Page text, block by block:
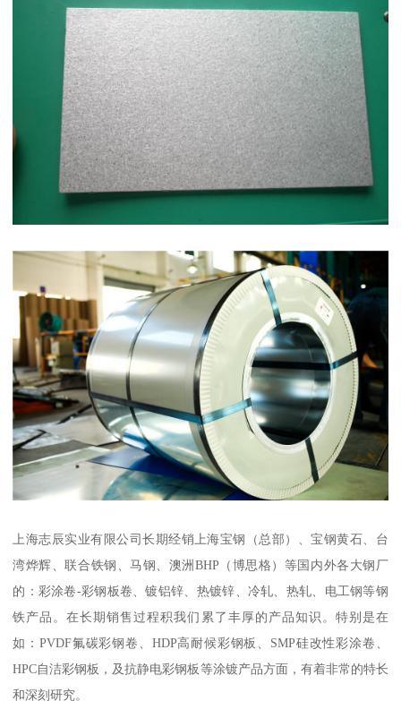
上海志辰实业有限公司长期经销上海宝钢（总部）、宝钢黄石、台
湾烨辉、联合铁钢、马钢、澳洲BHP（博思格）等国内外各大钢厂
的：彩涂卷-彩钢板卷、镀铝锌、热镀锌、冷轧、热轧、电工钢等钢
铁产品。在长期销售过程积我们累了丰厚的产品知识。特别是在
如：PVDF氟碳彩钢卷、HDP高耐候彩钢板、SMP硅改性彩涂卷、
HPC自洁彩钢板，及抗静电彩钢板等涂镀产品方面，有着非常的特长
和深刻研究。